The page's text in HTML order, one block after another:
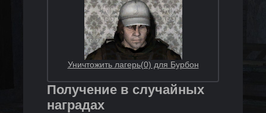
Уничтожить лагерь(0) для Бурбон
Получение в случайных
наградах